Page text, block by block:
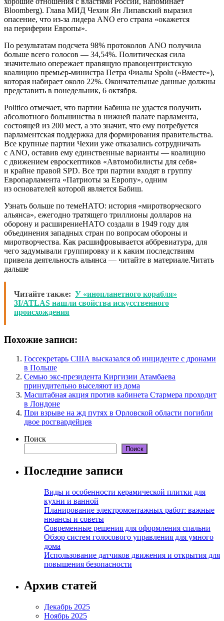
Bloomberg). Глава МИД Чехии Ян Липавский выразил
опасение, что из-за лидера ANO его страна «окажется
на периферии Европы».
По результатам подсчета 98% протоколов ANO получила
больше всего голосов — 34,54%. Политическая сила
значительно опережает правящую правоцентристскую
коалицию премьер-министра Петра Фиалы Spolu («Вместе»),
которая набирает около 22%. Окончательные данные должны
представить в понедельник, 6 октября.
Politico отмечает, что партии Бабиша не удастся получить
абсолютного большинства в нижней палате парламента,
состоящей из 200 мест, а это значит, что ему потребуется
парламентская поддержка для формирования правительства.
Все крупные партии Чехии уже отказались сотрудничать
с ANO, оставив ему единственные варианты — коалицию
с движением евроскептиков «Автомобилисты для себя»
и крайне правой SPD. Все три партии входят в группу
Европарламента «Патриоты за Европу», одним
из основателей которой является Бабиш.
Узнать больше по темеНАТО: история «миротворческого
альянса», ежегодно тратящего триллионы долларов на
оборону и расширениеНАТО создали в 1949 году для
объединения западных стран по вопросам обороны и
миротворчества. Как расшифровывается аббревиатура, для
чего задумывали группировку и к каким последствиям
привела деятельность альянса — читайте в материале.Читать
дальше
Читайте также: У «инопланетного корабля»
3I/ATLAS нашли свойства искусственного
происхождения
Похожие записи:
Госсекретарь США высказался об инциденте с дронами
в Польше
Семью экс-президента Киргизии Атамбаева
принудительно выселяют из дома
Масштабная акция против кабинета Стармера проходит
в Лондоне
При взрыве на жд путях в Орловской области погибли
двое росгвардейцев
Поиск
Поиск
Последние записи
Виды и особенности керамической плитки для
кухни и ванной
Планирование электромонтажных работ: важные
нюансы и советы
Современные решения для оформления спальни
Обзор систем голосового управления для умного
дома
Использование датчиков движения и открытия для
повышения безопасности
Архив статей
Декабрь 2025
Ноябрь 2025